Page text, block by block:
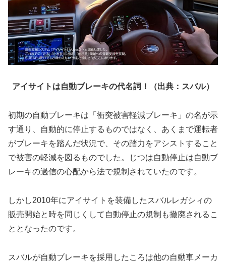
アイサイトは自動ブレーキの代名詞！（出典：スバル）
初期の自動ブレーキは「衝突被害軽減ブレーキ」の名が示
す通り、自動的に停止するものではなく、あくまで運転者
がブレーキを踏んだ状況で、その踏力をアシストすること
で被害の軽減を図るものでした。じつは自動停止は自動ブ
レーキの過信の心配から法で規制されていたのです。
しかし2010年にアイサイトを装備したスバルレガシィの
販売開始と時を同じくして自動停止の規制も撤廃されるこ
ととなったのです。
スバルが自動ブレーキを採用したころは他の自動車メーカ